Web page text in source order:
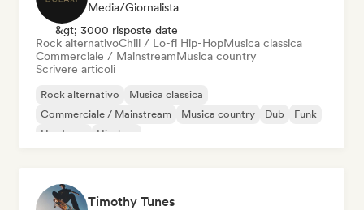
Media/Giornalista
&gt; 3000 risposte date
Rock alternativoChill / Lo-fi Hip-HopMusica classica
Commerciale / MainstreamMusica country
Scrivere articoli
Rock alternativo
Musica classica
Commerciale / Mainstream
Musica country Dub
Funk
Hardcore
Hip-hop
Timothy Tunes